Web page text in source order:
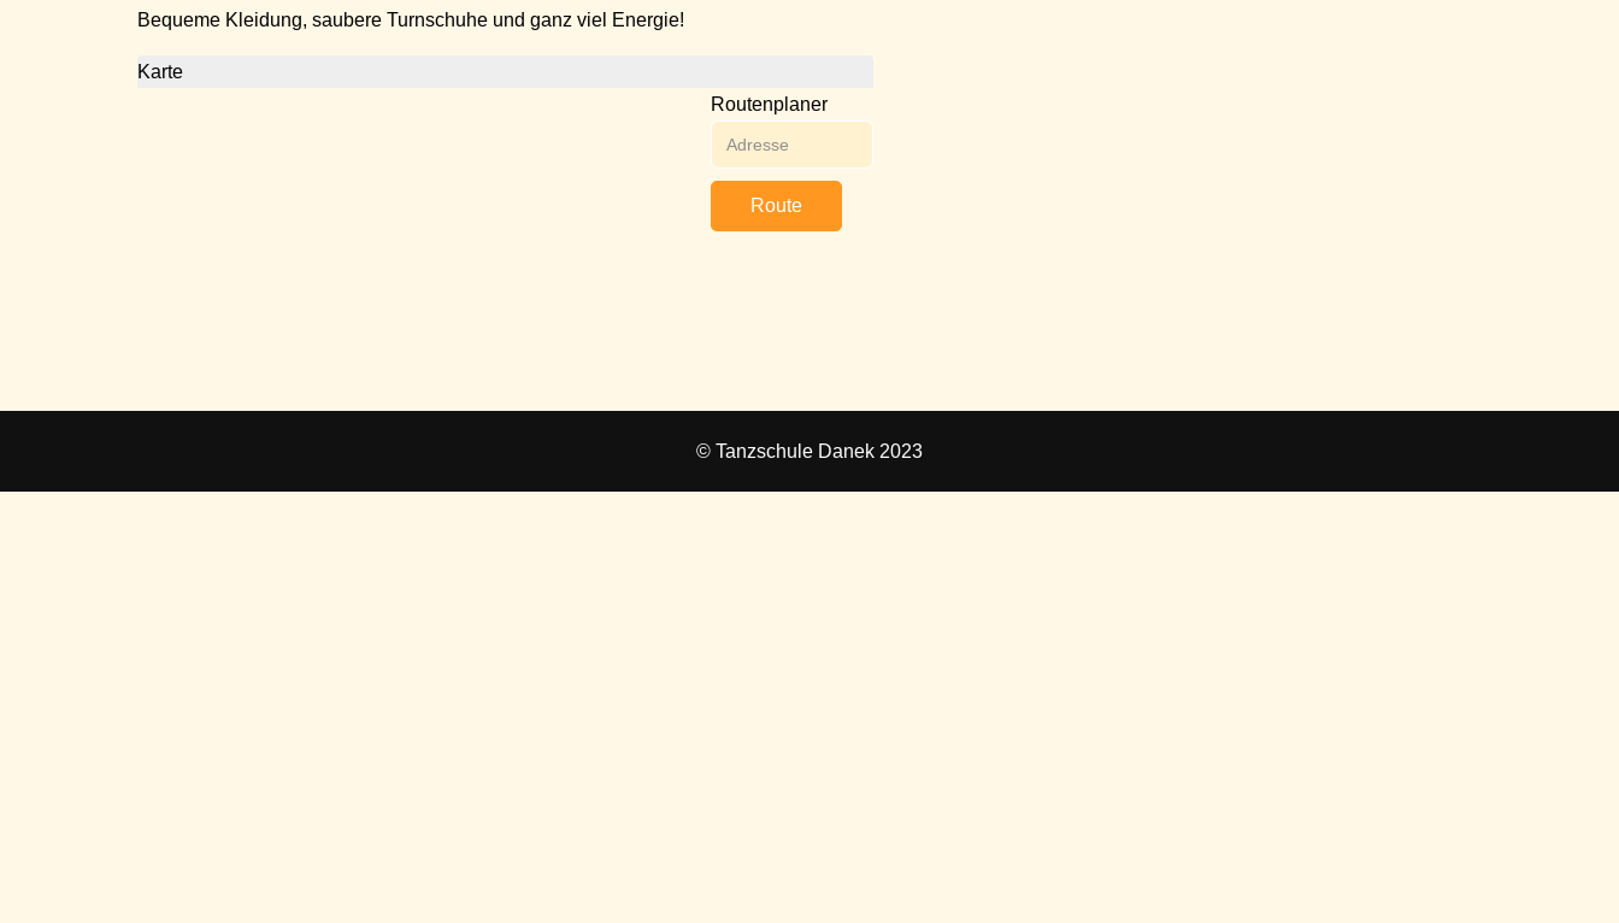
Bequeme Kleidung, saubere Turnschuhe und ganz viel Energie!
Karte
Routenplaner
Route
© Tanzschule Danek 2023